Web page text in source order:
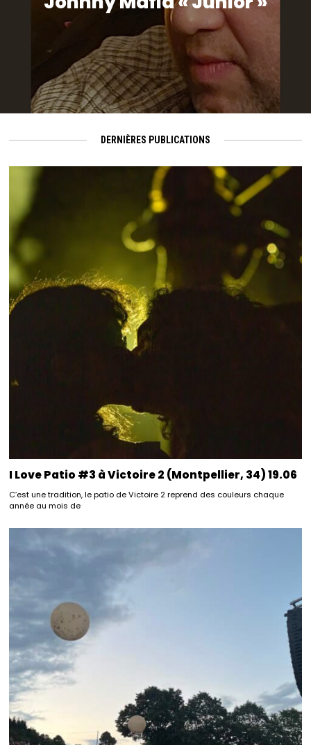
DERNIÈRES PUBLICATIONS
I Love Patio #3 à Victoire 2 (Montpellier, 34) 19.06
C’est une tradition, le patio de Victoire 2 reprend des couleurs chaque
année au mois de